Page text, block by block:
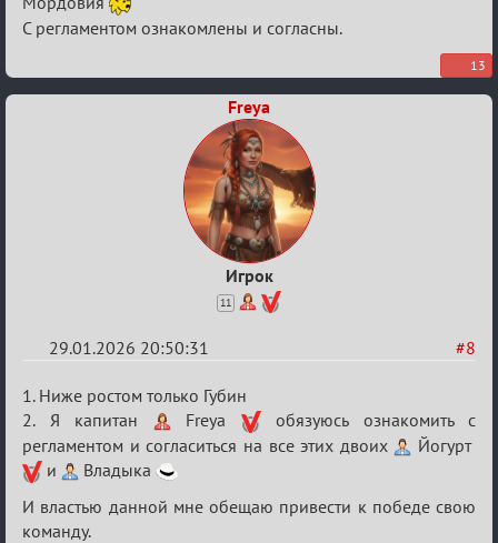
Кубок
сумеречных
С регламентом ознакомлены и согласны.
13
Freya
Игрок
11
#8
29.01.2026 20:50:31
Re:
XV
Кубок
сумеречных
разборок
1. Ниже ростом только Губин
2. Я капитан
Freya
обязуюсь ознакомить с
регламентом и согласиться на все этих двоих
Йогурт
и
Владыка
И властью данной мне обещаю привести к победе свою
команду.